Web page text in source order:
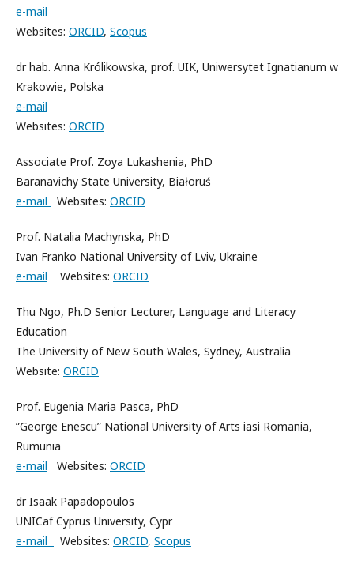
e-mail
Websites: ORCID, Scopus
dr hab. Anna Królikowska, prof. UIK, Uniwersytet Ignatianum w
Krakowie, Polska
e-mail
Websites: ORCID
Associate Prof. Zoya Lukashenia, PhD
Baranavichy State University, Białoruś
e-mail
Websites: ORCID
Prof. Natalia Machynska, PhD
Ivan Franko National University of Lviv, Ukraine
e-mail Websites: ORCID
Thu Ngo, Ph.D Senior Lecturer, Language and Literacy
Education
The University of New South Wales, Sydney, Australia
Website: ORCID
Prof. Eugenia Maria Pasca, PhD
”George Enescu” National University of Arts iasi Romania,
Rumunia
e-mail Websites: ORCID
dr Isaak Papadopoulos
UNICaf Cyprus University, Cypr
e-mail
Websites: ORCID, Scopus